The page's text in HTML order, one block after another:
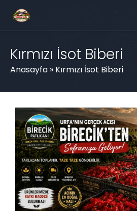
Kırmızı İsot Biberi
Anasayfa » Kırmızı İsot Biberi